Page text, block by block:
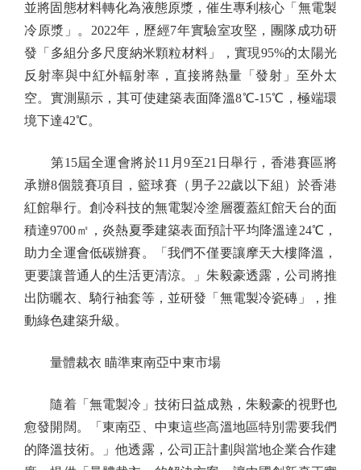
並將固態材料轉化為液態原漿，催生專利核心「無電製
冷原漿」。2022年，歷經7年實驗室攻堅，團隊成功研
發「多組分多尺度納米顆粒材料」，實現95%的太陽光
反射率與中紅外輻射率，直接將熱量「發射」至外太
空。實測顯示，其可使建築表面降溫8℃-15℃，極端環
境下達42℃。
第15屆全運會將於11月9至21日舉行，香港賽區將
承辦8個競賽項目，籃球賽（男子22歲以下組）於香港
紅館舉行。創冷科技的無電製冷塗層覆蓋紅館天台的面
積達9700㎡，炎熱夏季建築表面預計平均降溫達24℃，
助力全運會低碳辦賽。「我們不僅要讓摩天大樓降溫，
更要讓普通人的生活更清涼。」朱毅豪透露，公司將推
出防曬衣、騎行袖套等，並研發「無電製冷瓷磚」，推
動綠色建築升級。
量體裁衣 瞄準東南亞中東市場
隨着「無電製冷」技術日益成熟，朱毅豪的視野也
愈發開闊。「東南亞、中東這些高溫地區特別需要我們
的降溫技術。」他透露，公司正計劃與當地企業合作建